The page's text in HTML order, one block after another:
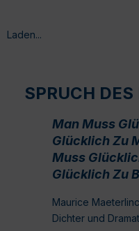
Laden...
SPRUCH
Man Muss
Glücklich Zu
Muss
Glücklich Zu
Maurice
Dichter und